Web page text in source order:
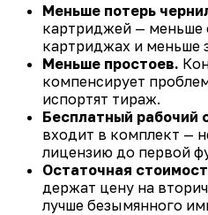
Меньше потерь
картриджей — меньше
картриджах и меньше
Меньше простоев.
компенсирует
испортят тираж.
Бесплатный рабочий
входит в комплект —
лицензию до первой
Остаточная
держат цену на
лучше безымянного